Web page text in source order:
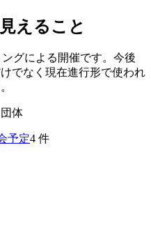
えること
グによる開催です。今後
でなく現在進行形で使われ
体
予定4 件